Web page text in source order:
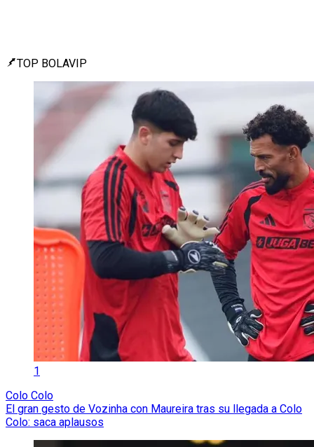
TOP BOLAVIP
1
Colo Colo
El gran gesto de Vozinha con Maureira tras su llegada a Colo
Colo: saca aplausos